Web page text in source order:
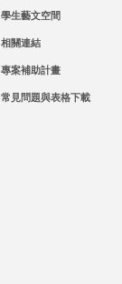
學生藝文空間
相關連結
專案補助計畫
常見問題與表格下載